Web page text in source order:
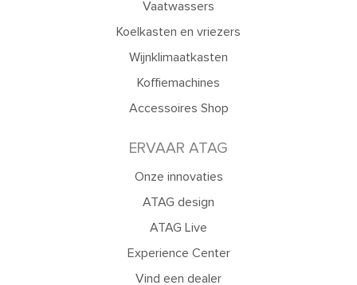
Vaatwassers
Koelkasten en vriezers
Wijnklimaatkasten
Koffiemachines
Accessoires Shop
ERVAAR ATAG
Onze innovaties
ATAG design
ATAG Live
Experience Center
Vind een dealer